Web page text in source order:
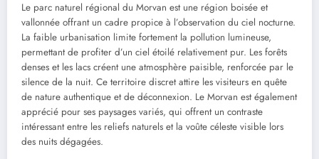
Le parc naturel régional du Morvan est une région boisée et
vallonnée offrant un cadre propice à l’observation du ciel nocturne.
La faible urbanisation limite fortement la pollution lumineuse,
permettant de profiter d’un ciel étoilé relativement pur. Les forêts
denses et les lacs créent une atmosphère paisible, renforcée par le
silence de la nuit. Ce territoire discret attire les visiteurs en quête
de nature authentique et de déconnexion. Le Morvan est également
apprécié pour ses paysages variés, qui offrent un contraste
intéressant entre les reliefs naturels et la voûte céleste visible lors
des nuits dégagées.